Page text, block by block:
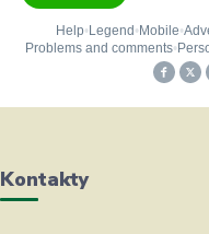
Kontakty